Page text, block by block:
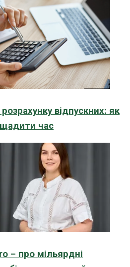
відпускних: як
час
– про мільярдні